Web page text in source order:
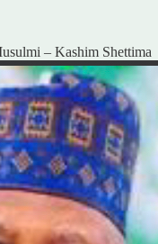
– Kashim Shettima